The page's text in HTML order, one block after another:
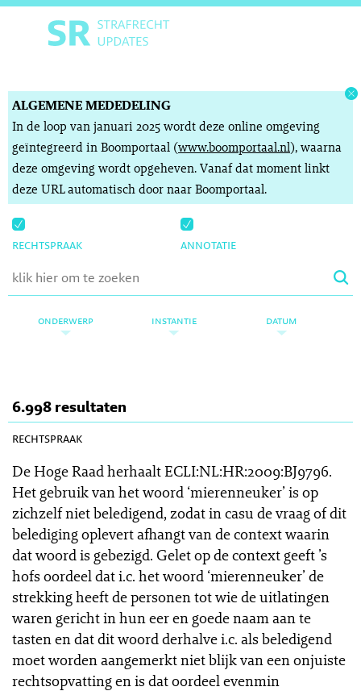
ALGEMENE MEDEDELING
In de loop van januari 2025 wordt deze online omgeving
geïntegreerd in Boomportaal (www.boomportaal.nl), waarna
deze omgeving wordt opgeheven. Vanaf dat moment linkt
deze URL automatisch door naar Boomportaal.
rechtspraak annotatie
onderwerp instantie datum
6.998 resultaten
rechtspraak
De Hoge Raad herhaalt ECLI:NL:HR:2009:BJ9796.
Het gebruik van het woord ‘mierenneuker’ is op
zichzelf niet beledigend, zodat in casu de vraag of dit
belediging oplevert afhangt van de context waarin
dat woord is gebezigd. Gelet op de context geeft ’s
hofs oordeel dat i.c. het woord ‘mierenneuker’ de
strekking heeft de personen tot wie de uitlatingen
waren gericht in hun eer en goede naam aan te
tasten en dat dit woord derhalve i.c. als beledigend
moet worden aangemerkt niet blijk van een onjuiste
rechtsopvatting en is dat oordeel evenmin